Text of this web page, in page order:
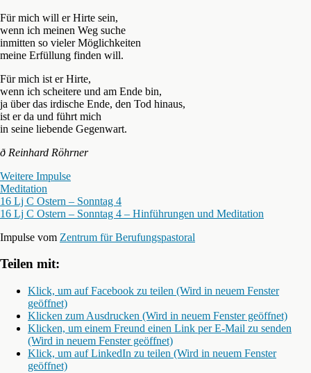
Für mich will er Hirte sein,
wenn ich meinen Weg suche
inmitten so vieler Möglichkeiten
meine Erfüllung finden will.
Für mich ist er Hirte,
wenn ich scheitere und am Ende bin,
ja über das irdische Ende, den Tod hinaus,
ist er da und führt mich
in seine liebende Gegenwart.
ð Reinhard Röhrner
Weitere Impulse
Meditation
16 Lj C Ostern – Sonntag 4
16 Lj C Ostern – Sonntag 4 – Hinführungen und Meditation
Impulse vom Zentrum für Berufungspastoral
Teilen mit:
Klick, um auf Facebook zu teilen (Wird in neuem Fenster
geöffnet)
Klicken zum Ausdrucken (Wird in neuem Fenster geöffnet)
Klicken, um einem Freund einen Link per E-Mail zu senden
(Wird in neuem Fenster geöffnet)
Klick, um auf LinkedIn zu teilen (Wird in neuem Fenster
geöffnet)